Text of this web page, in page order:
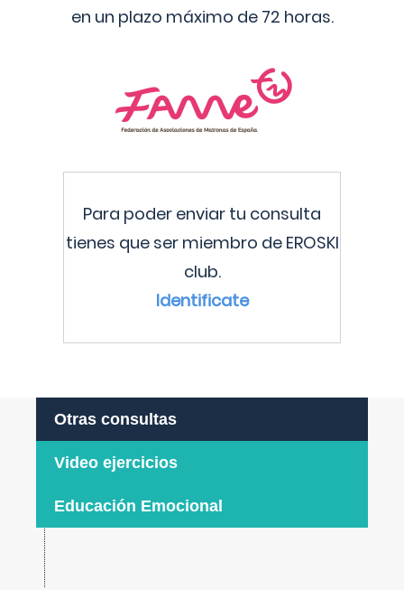
en un plazo máximo de 72 horas.
Para poder enviar tu consulta
tienes que ser miembro de EROSKI
club.
Identificate
Otras consultas
Video ejercicios
Educación Emocional